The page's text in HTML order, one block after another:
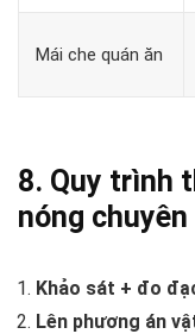
Mái che quán ăn
8. Quy trình
nóng
Khảo sát + đo
Lên phương án